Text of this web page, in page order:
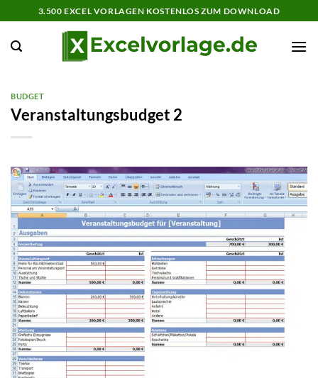
Inhalt
springen
3.500 EXCEL VORLAGEN KOSTENLOS ZUM DOWNLOAD
BUDGET
Veranstaltungsbudget 2